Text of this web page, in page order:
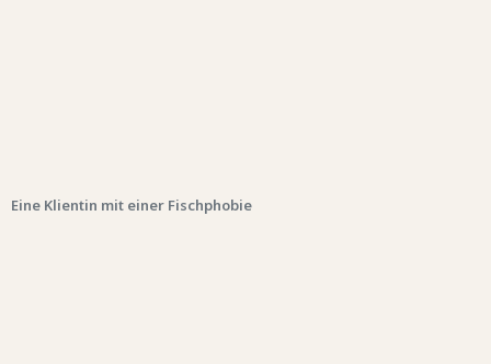
Eine Klientin mit einer Fischphobie